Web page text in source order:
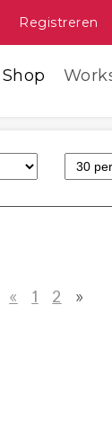
Registreren
Shop
« 1 2 »